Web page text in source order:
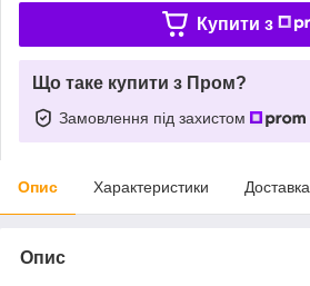
Купити з
Що таке купити з Пром?
Замовлення під захистом
Опис Характеристики Доставка
Опис